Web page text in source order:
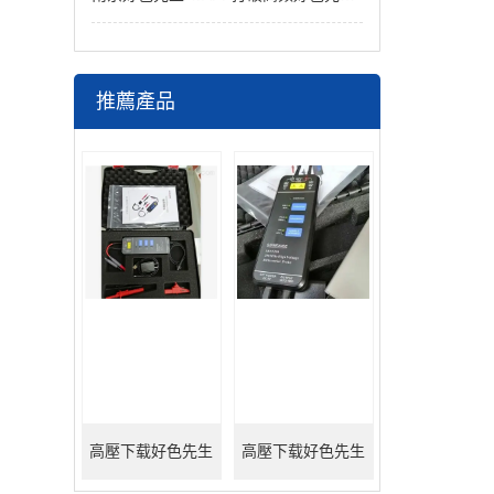
推薦產品
高壓下载好色先生 高壓下载好色先生